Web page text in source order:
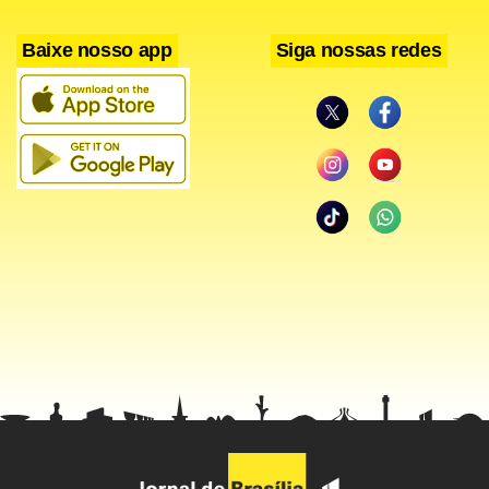
Cine europeu
Longas-metragens de países como Portugal, Itália,
O alemão Lições de Um Sonho, de Sebastian Grobler, é
Baixe nosso app Siga nossas redes